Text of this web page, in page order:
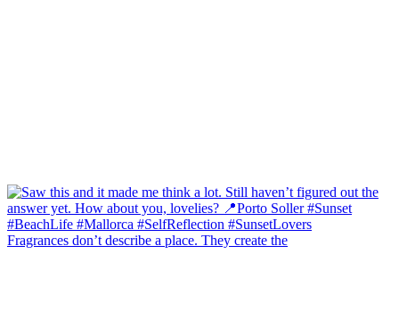
Fragrances don’t describe a place. They create the